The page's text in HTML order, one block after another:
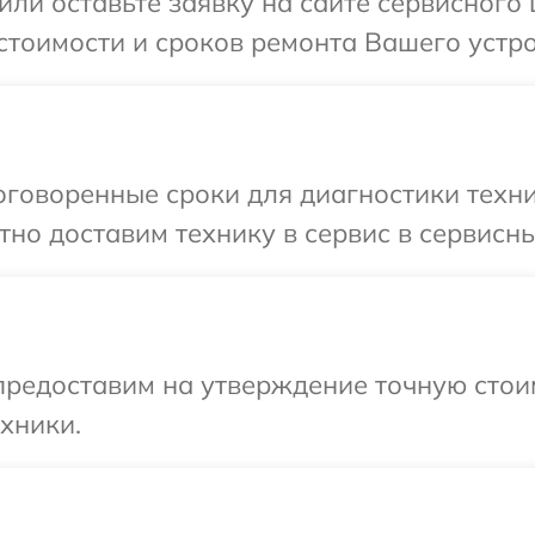
и сроков ремонта Вашего
сроки для диагностики
доставим технику в сервис в
на утверждение точную